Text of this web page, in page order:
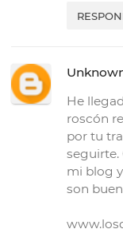
He
roscón
por tu
seguirte.
mi blog
son